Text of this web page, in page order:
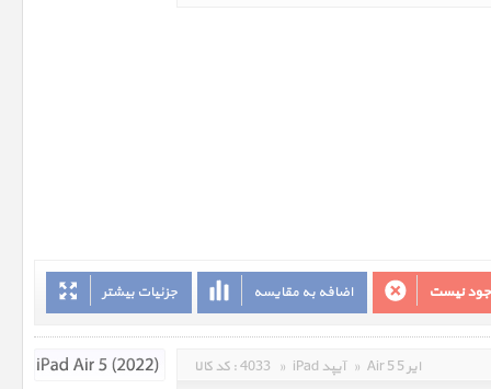
جزئیات بیشتر اضافه به مقایسه نیست
کد کالا : 4033 » iPad آیپد » Air 5 ایر 5